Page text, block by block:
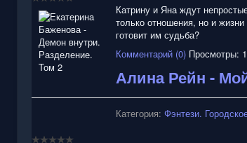
Катрину и Яна ждут
только отношения, но и
готовит им судьба?
Комментарий (0) Просмотры:
Алина Рейн -
Категория: Фэнтези.